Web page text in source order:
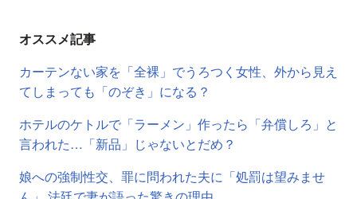
オススメ記事
カーテンない家を「全裸」でうろつく女性、外から見え
てしまっても「のぞき」になる？
ホテルのケトルで「ラーメン」作ったら「弁償しろ」と
言われた…「新品」じゃないとだめ？
娘への強制性交、罪に問われた夫に「処罰は望みませ